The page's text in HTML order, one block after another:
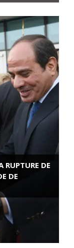
RUPTURE DE
DE